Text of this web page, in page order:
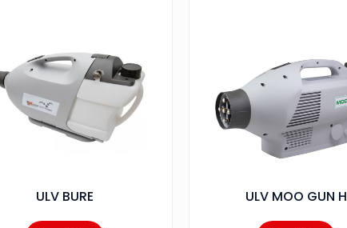
ULV BURE ULV MOO GUN H